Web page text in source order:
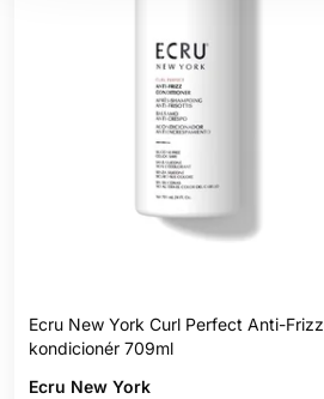
Ecru New York Curl Perfect Anti-Frizz
kondicionér 709ml
Ecru New York